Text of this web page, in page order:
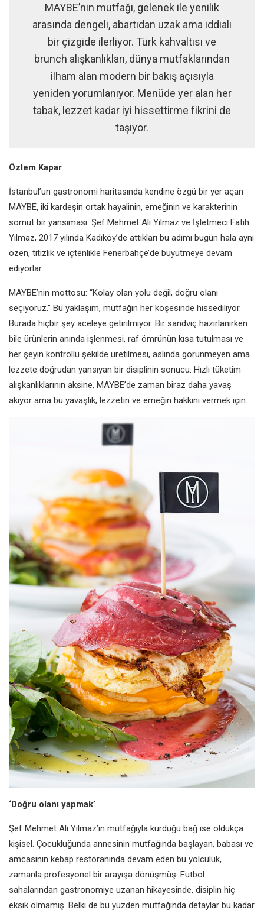
MAYBE’nin mutfağı, gelenek ile yenilik
arasında dengeli, abartıdan uzak ama iddialı
bir çizgide ilerliyor. Türk kahvaltısı ve
brunch alışkanlıkları, dünya mutfaklarından
ilham alan modern bir bakış açısıyla
yeniden yorumlanıyor. Menüde yer alan her
tabak, lezzet kadar iyi hissettirme fikrini de
taşıyor.
Özlem Kapar
İstanbul’un gastronomi haritasında kendine özgü bir yer açan
MAYBE, iki kardeşin ortak hayalinin, emeğinin ve karakterinin
somut bir yansıması. Şef Mehmet Ali Yılmaz ve İşletmeci Fatih
Yılmaz, 2017 yılında Kadıköy’de attıkları bu adımı bugün hala aynı
özen, titizlik ve içtenlikle Fenerbahçe’de büyütmeye devam
ediyorlar.
MAYBE’nin mottosu: “Kolay olan yolu değil, doğru olanı
seçiyoruz.” Bu yaklaşım, mutfağın her köşesinde hissediliyor.
Burada hiçbir şey aceleye getirilmiyor. Bir sandviç hazırlanırken
bile ürünlerin anında işlenmesi, raf ömrünün kısa tutulması ve
her şeyin kontrollü şekilde üretilmesi, aslında görünmeyen ama
lezzete doğrudan yansıyan bir disiplinin sonucu. Hızlı tüketim
alışkanlıklarının aksine, MAYBE’de zaman biraz daha yavaş
akıyor ama bu yavaşlık, lezzetin ve emeğin hakkını vermek için.
‘Doğru olanı yapmak’
Şef Mehmet Ali Yılmaz’ın mutfağıyla kurduğu bağ ise oldukça
kişisel. Çocukluğunda annesinin mutfağında başlayan, babası ve
amcasının kebap restoranında devam eden bu yolculuk,
zamanla profesyonel bir arayışa dönüşmüş. Futbol
sahalarından gastronomiye uzanan hikayesinde, disiplin hiç
eksik olmamış. Belki de bu yüzden mutfağında detaylar bu kadar